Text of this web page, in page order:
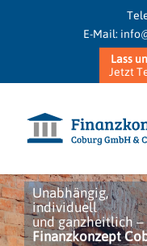
E-Mail:
Lass
Jetzt
Unabhängig,
individuell
und ganzheitlich –
Finanzkonzept